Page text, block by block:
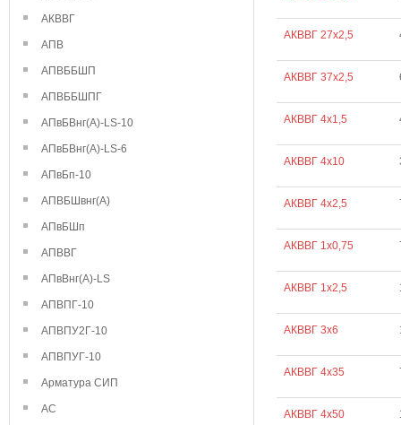
АКВВГ
АПВ
АПВББШП
АПВББШПГ
АПвБВнг(А)-LS-10
АПвБВнг(А)-LS-6
АПвБп-10
АПВБШвнг(А)
АПвБШп
АПВВГ
АПвВнг(А)-LS
АПВПГ-10
АПВПУ2Г-10
АПВПУГ-10
Арматура СИП
АС
АКВВГ 27х2,5
АКВВГ 37х2,5
АКВВГ 4х1,5
АКВВГ 4х10
АКВВГ 4х2,5
АКВВГ 1х0,75
АКВВГ 1х2,5
АКВВГ 3х6
АКВВГ 4х35
АКВВГ 4х50